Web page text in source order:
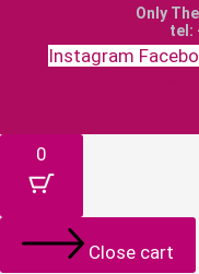
Only
tel:
Instagram
0
Close cart